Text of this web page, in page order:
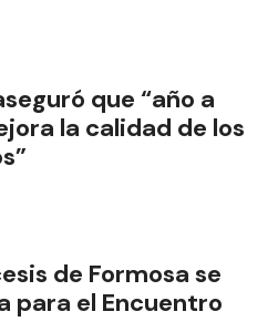
que “año a
la calidad de los
de Formosa se
para el Encuentro